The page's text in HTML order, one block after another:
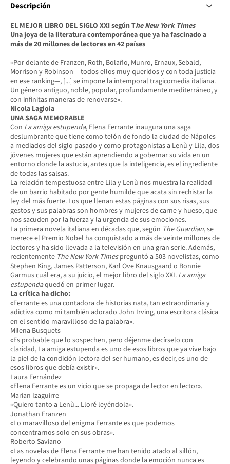
Descripción
EL MEJOR LIBRO DEL SIGLO XXI según The New York Times
Una joya de la literatura contemporánea que ya ha fascinado a
más de 20 millones de lectores en 42 países
«Por delante de Franzen, Roth, Bolaño, Munro, Ernaux, Sebald,
Morrison y Robinson —todos ellos muy queridos y con toda justicia
en ese ranking—, [...] se impone la intemporal tragicomedia italiana.
Un género antiguo, noble, popular, profundamente mediterráneo, y
con infinitas maneras de renovarse».
Nicola Lagioia
UNA SAGA MEMORABLE
Con La amiga estupenda, Elena Ferrante inaugura una saga
deslumbrante que tiene como telón de fondo la ciudad de Nápoles
a mediados del siglo pasado y como protagonistas a Lenù y Lila, dos
jóvenes mujeres que están aprendiendo a gobernar su vida en un
entorno donde la astucia, antes que la inteligencia, es el ingrediente
de todas las salsas.
La relación tempestuosa entre Lila y Lenù nos muestra la realidad
de un barrio habitado por gente humilde que acata sin rechistar la
ley del más fuerte. Los que llenan estas páginas con sus risas, sus
gestos y sus palabras son hombres y mujeres de carne y hueso, que
nos sacuden por la fuerza y la urgencia de sus emociones.
La primera novela italiana en décadas que, según The Guardian, se
merece el Premio Nobel ha conquistado a más de veinte millones de
lectores y ha sido llevada a la televisión en una gran serie. Además,
recientemente The New York Timespreguntó a 503 novelistas, como
Stephen King, James Patterson, Karl Ove Knausgaard o Bonnie
Garmus cuál era, a su juicio, el mejor libro del siglo XXI. La amiga
estupendaquedó en primer lugar.
La crítica ha dicho:
«Ferrante es una contadora de historias nata, tan extraordinaria y
adictiva como mi también adorado John Irving, una escritora clásica
en el sentido maravilloso de la palabra».
Milena Busquets
«Es probable que lo sospechen, pero déjenme decírselo con
claridad, La amiga estupenda es uno de esos libros que ya vive bajo
la piel de la condición lectora del ser humano, es decir, es uno de
esos libros que debía existir».
Laura Fernández
«Elena Ferrante es un vicio que se propaga de lector en lector».
Marian Izaguirre
«Quiero tanto a Lenù... Lloré leyéndola».
Jonathan Franzen
«Lo maravilloso del enigma Ferrante es que podemos
concentrarnos solo en sus obras».
Roberto Saviano
«Las novelas de Elena Ferrante me han tenido atado al sillón,
leyendo y celebrando unas páginas donde la emoción nunca es